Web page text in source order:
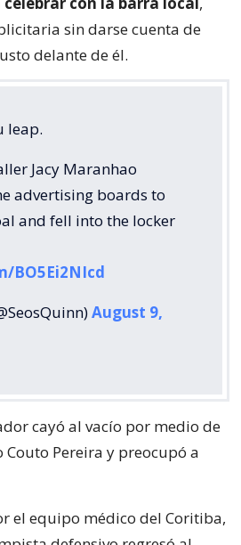
sin darse cuenta de
delante de él.
leap.
Jacy Maranhao
advertising boards to
and fell into the locker
BO5Ei2NIcd
August 9,
cayó al vacío por medio de
Pereira y preocupó a
el equipo médico del Coritiba,